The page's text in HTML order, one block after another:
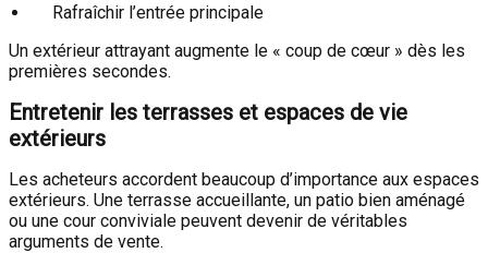
Rafraîchir l’entrée principale
Un extérieur attrayant augmente le « coup de cœur » dès les
premières secondes.
Entretenir les terrasses et espaces de vie
extérieurs
Les acheteurs accordent beaucoup d’importance aux espaces
extérieurs. Une terrasse accueillante, un patio bien aménagé
ou une cour conviviale peuvent devenir de véritables
arguments de vente.